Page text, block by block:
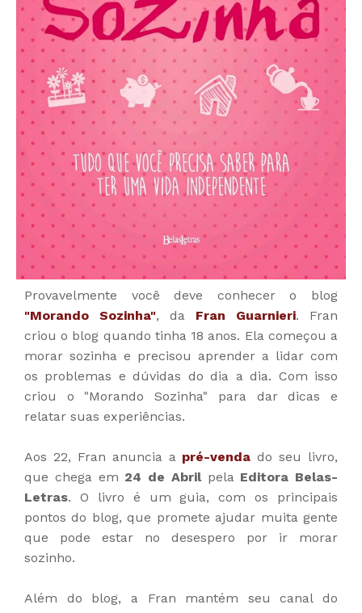
Provavelmente você deve conhecer o blog
"Morando Sozinha", da Fran Guarnieri. Fran
criou o blog quando tinha 18 anos. Ela começou a
morar sozinha e precisou aprender a lidar com
os problemas e dúvidas do dia a dia. Com isso
criou o "Morando Sozinha" para dar dicas e
relatar suas experiências.
Aos 22, Fran anuncia a pré-venda do seu livro,
que chega em 24 de Abrilpela Editora Belas-
Letras. O livro é um guia, com os principais
pontos do blog, que promete ajudar muita gente
que pode estar no desespero por ir morar
sozinho.
Além do blog, a Fran mantém seu canal do